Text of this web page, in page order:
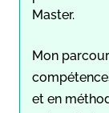
Master.
Mon
et en